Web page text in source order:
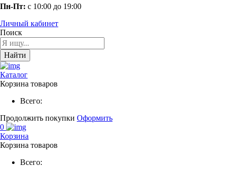
Пн-Пт: с 10:00 до 19:00
Личный кабинет
Поиск
Найти
Каталог
Корзина товаров
Всего:
Продолжить покупки Оформить
0
Корзина
Корзина товаров
Всего: